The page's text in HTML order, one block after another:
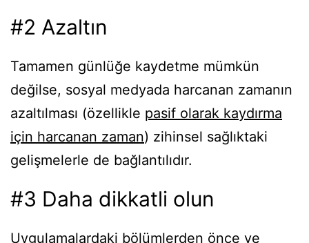
#2 Azaltın
Tamamen günlüğe kaydetme mümkün
değilse, sosyal medyada harcanan zamanın
azaltılması (özellikle pasif olarak kaydırma
için harcanan zaman) zihinsel sağlıktaki
gelişmelerle de bağlantılıdır.
#3 Daha dikkatli olun
Uygulamalardaki bölümlerden önce ve